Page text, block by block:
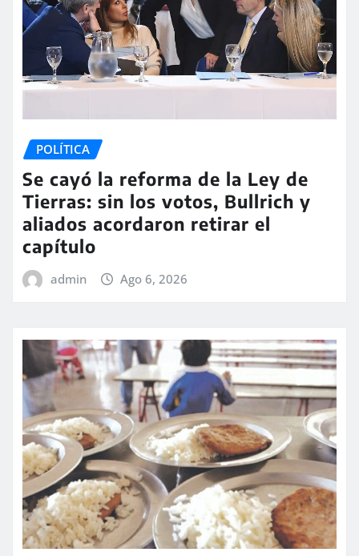
POLÍTICA
Se cayó la reforma de la Ley de
Tierras: sin los votos, Bullrich y
aliados acordaron retirar el
capítulo
admin Ago 6, 2026